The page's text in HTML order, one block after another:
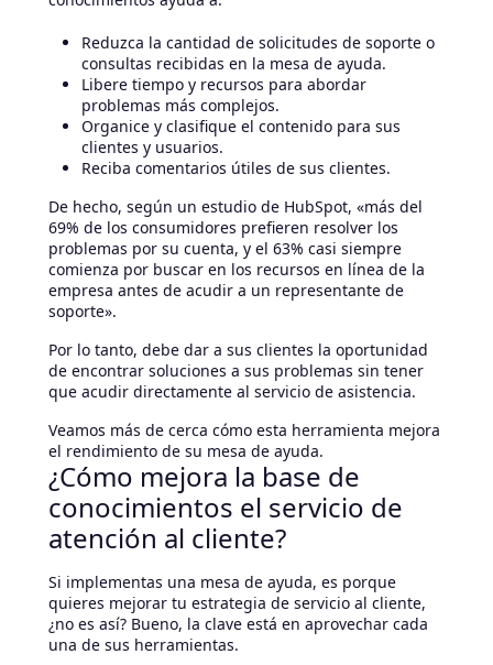
Reduzca la cantidad de solicitudes de soporte o
consultas recibidas en la mesa de ayuda.
Libere tiempo y recursos para abordar
problemas más complejos.
Organice y clasifique el contenido para sus
clientes y usuarios.
Reciba comentarios útiles de sus clientes.
De hecho, según un estudio de HubSpot, «más del
69% de los consumidores prefieren resolver los
problemas por su cuenta, y el 63% casi siempre
comienza por buscar en los recursos en línea de la
empresa antes de acudir a un representante de
soporte».
Por lo tanto, debe dar a sus clientes la oportunidad
de encontrar soluciones a sus problemas sin tener
que acudir directamente al servicio de asistencia.
Veamos más de cerca cómo esta herramienta mejora
el rendimiento de su mesa de ayuda.
¿Cómo mejora la base de
conocimientos el servicio de
atención al cliente?
Si implementas una mesa de ayuda, es porque
quieres mejorar tu estrategia de servicio al cliente,
¿no es así? Bueno, la clave está en aprovechar cada
una de sus herramientas.